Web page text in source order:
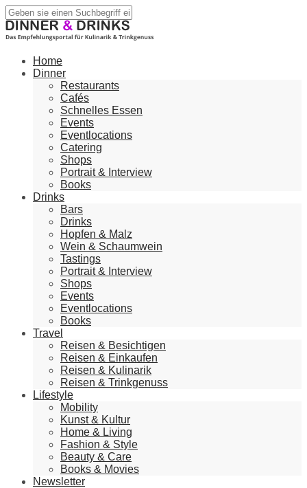
Home
Dinner
Restaurants
Cafés
Schnelles Essen
Events
Eventlocations
Catering
Shops
Portrait & Interview
Books
Drinks
Bars
Drinks
Hopfen & Malz
Wein & Schaumwein
Tastings
Portrait & Interview
Shops
Events
Eventlocations
Books
Travel
Reisen & Besichtigen
Reisen & Einkaufen
Reisen & Kulinarik
Reisen & Trinkgenuss
Lifestyle
Mobility
Kunst & Kultur
Home & Living
Fashion & Style
Beauty & Care
Books & Movies
Newsletter